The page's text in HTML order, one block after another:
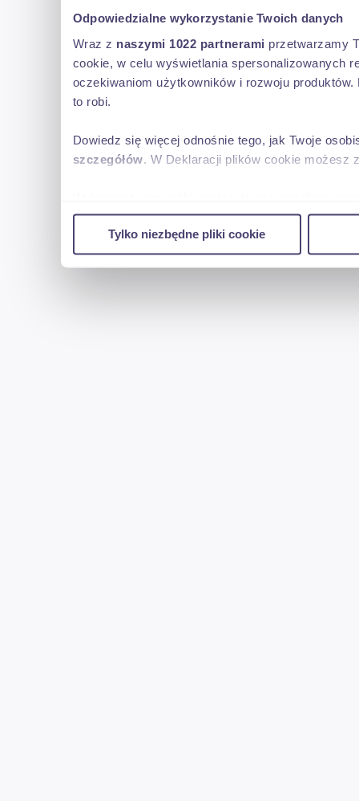
Odpowiedzialne wykorzystanie Twoich danych
Wraz z naszymi 1022 partnerami przetwarzamy
cookie, w celu wyświetlania spersonalizowanych
oczekiwaniom użytkowników i rozwoju
to robi.
Dowiedz się więcej odnośnie tego, jak Twoje
szczegółów. W Deklaracji plików cookie możesz
w naszej witrynie. Informacje o tym, jak
reklamowym i analitycznym. Partnerzy mogą
uzyskanymi podczas korzystania z ich usług.
Tylko niezbędne pliki cookie
-OKRES GWARANCJI OD 6-36 MIESIĘCY
- APLIKACJA NA SMARTPHON
"Niniejsze ogłoszenia są wyłącznie informacją handlową i nie